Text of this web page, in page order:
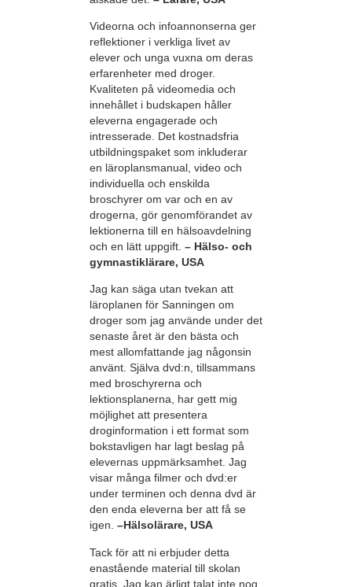
Videorna och infoannonserna ger
reflektioner i verkliga livet av
elever och unga vuxna om deras
erfarenheter med droger.
Kvaliteten på videomedia och
innehållet i budskapen håller
eleverna engagerade och
intresserade. Det kostnadsfria
utbildningspaket som inkluderar
en läroplansmanual, video och
individuella och enskilda
broschyrer om var och en av
drogerna, gör genomförandet av
lektionerna till en hälsoavdelning
och en lätt uppgift. – Hälso- och
gymnastiklärare, USA
Jag kan säga utan tvekan att
läroplanen för Sanningen om
droger som jag använde under det
senaste året är den bästa och
mest allomfattande jag någonsin
använt. Själva dvd:n, tillsammans
med broschyrerna och
lektionsplanerna, har gett mig
möjlighet att presentera
droginformation i ett format som
bokstavligen har lagt beslag på
elevernas uppmärksamhet. Jag
visar många filmer och dvd:er
under terminen och denna dvd är
den enda eleverna ber att få se
igen. –Hälsolärare, USA
Tack för att ni erbjuder detta
enastående material till skolan
gratis. Jag kan ärligt talat inte nog